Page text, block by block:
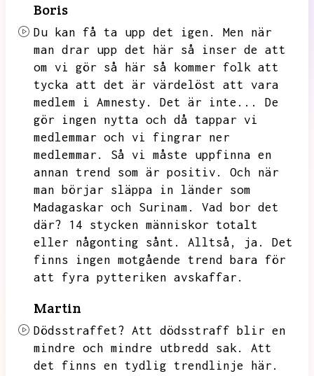
Boris
Du kan få ta upp det igen.
Men när
man drar upp det här så inser de att
om vi gör så här så kommer folk att
tycka att det är värdelöst att vara
medlem i Amnesty.
Det är inte...
De
gör ingen nytta och då tappar vi
medlemmar och vi fingrar ner
medlemmar.
Så vi måste uppfinna en
annan trend som är positiv.
Och när
man börjar släppa in länder som
Madagaskar och Surinam.
Vad bor det
där?
14 stycken människor totalt
eller någonting sånt.
Alltså, ja.
Det
finns ingen motgående trend bara för
att fyra pytteriken avskaffar.
Martin
Dödsstraffet? Att dödsstraff blir en
mindre och mindre utbredd sak.
Att
det finns en tydlig trendlinje här.